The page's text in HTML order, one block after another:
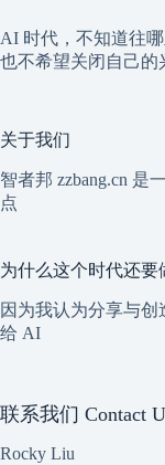
AI 时代，不知道往
也不希望关闭自己的
关于我们
智者邦 zzbang.cn 是
点
为什么这个时代还要
因为我认为分享与
给 AI
联系我们 Contact
Rocky Liu